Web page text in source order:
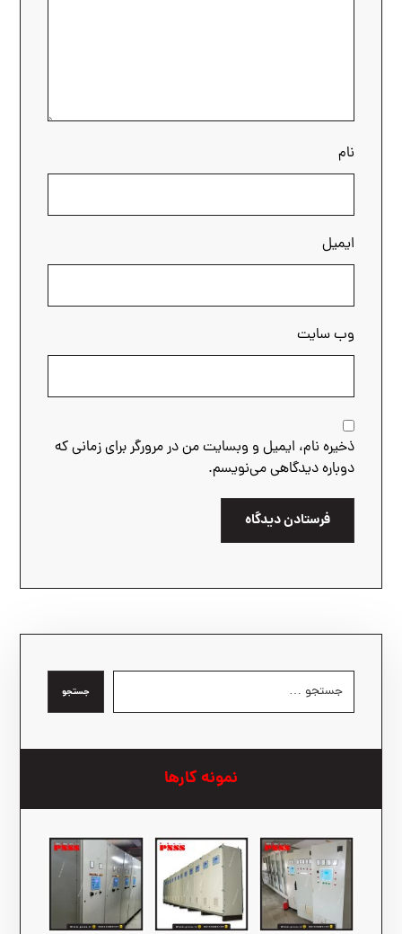
نام
ایمیل
وب‌ سایت
ذخیره نام، ایمیل و وبسایت من در مرورگر برای زمانی که
دوباره دیدگاهی می‌نویسم.
فرستادن دیدگاه
جستجو
نمونه کارها